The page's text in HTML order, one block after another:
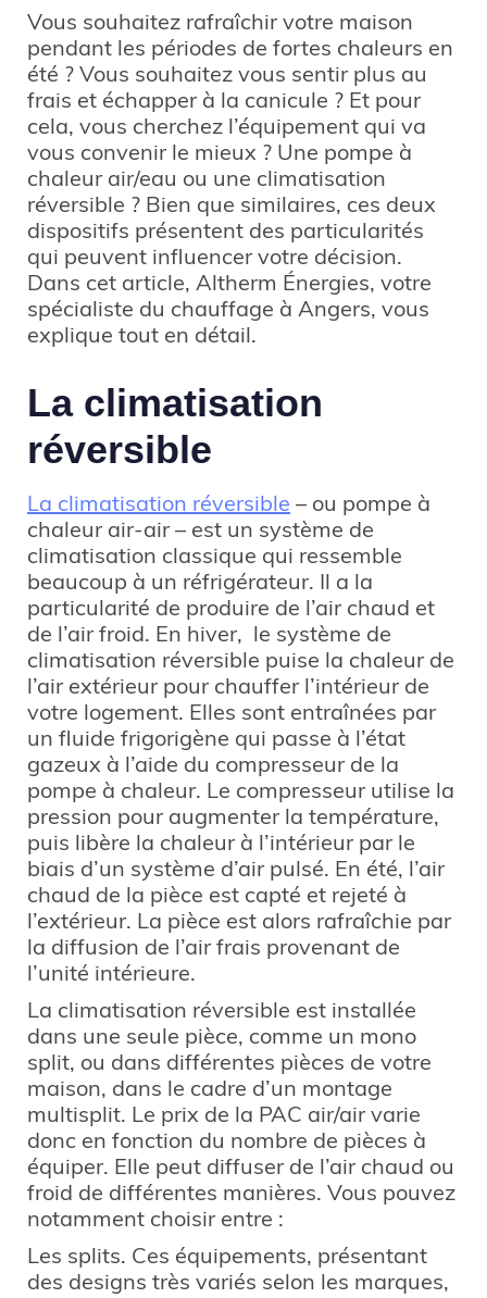
Vous souhaitez rafraîchir votre maison
pendant les périodes de fortes chaleurs en
été ? Vous souhaitez vous sentir plus au
frais et échapper à la canicule ? Et pour
cela, vous cherchez l’équipement qui va
vous convenir le mieux ? Une pompe à
chaleur air/eau ou une climatisation
réversible ? Bien que similaires, ces deux
dispositifs présentent des particularités
qui peuvent influencer votre décision.
Dans cet article, Altherm Énergies, votre
spécialiste du chauffage à Angers, vous
explique tout en détail.
La climatisation
réversible
La climatisation réversible – ou pompe à
chaleur air-air – est un système de
climatisation classique qui ressemble
beaucoup à un réfrigérateur. Il a la
particularité de produire de l’air chaud et
de l’air froid. En hiver, le système de
climatisation réversible puise la chaleur de
l’air extérieur pour chauffer l’intérieur de
votre logement. Elles sont entraînées par
un fluide frigorigène qui passe à l’état
gazeux à l’aide du compresseur de la
pompe à chaleur. Le compresseur utilise la
pression pour augmenter la température,
puis libère la chaleur à l’intérieur par le
biais d’un système d’air pulsé. En été, l’air
chaud de la pièce est capté et rejeté à
l’extérieur. La pièce est alors rafraîchie par
la diffusion de l’air frais provenant de
l’unité intérieure.
La climatisation réversible est installée
dans une seule pièce, comme un mono
split, ou dans différentes pièces de votre
maison, dans le cadre d’un montage
multisplit. Le prix de la PAC air/air varie
donc en fonction du nombre de pièces à
équiper. Elle peut diffuser de l’air chaud ou
froid de différentes manières. Vous pouvez
notamment choisir entre :
Les splits. Ces équipements, présentant
des designs très variés selon les marques,